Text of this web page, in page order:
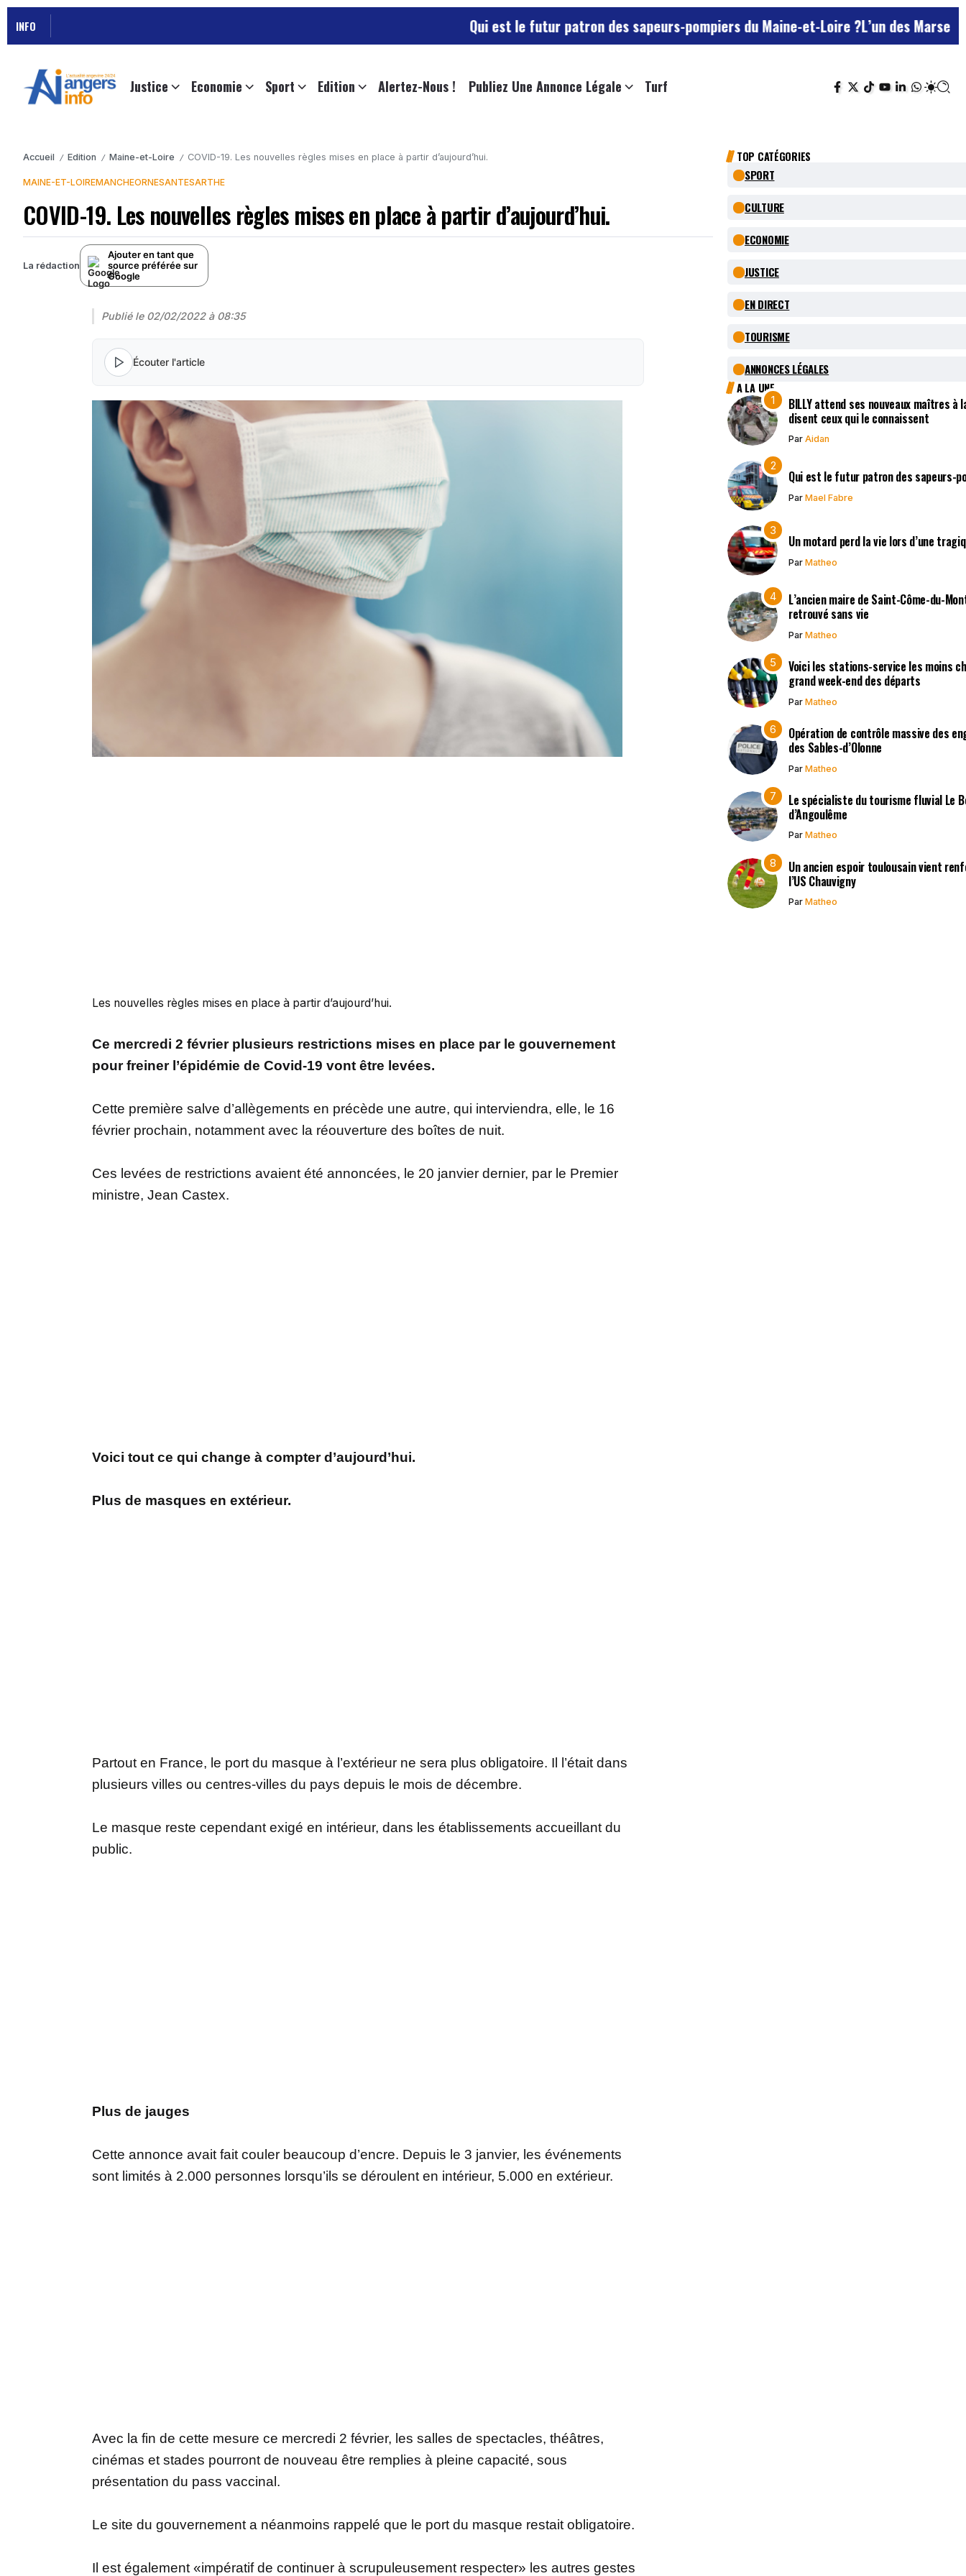
INFO Qui est le futur patron des sapeurs-pompiers du Maine-et-Loire ?L’un des Marseillais
Justice Economie Sport Edition Alertez-Nous ! Publiez Une Annonce Légale Turf
Accueil / Edition / Maine-et-Loire / COVID-19. Les nouvelles règles mises en place à partir d’aujourd’hui.
MAINE-ET-LOIREMANCHEORNESANTESARTHE
COVID-19. Les nouvelles règles mises en place à partir d’aujourd’hui.
La rédaction
Ajouter en tant que
source préférée sur
Google
Publié le 02/02/2022 à 08:35
Écouter l'article
Les nouvelles règles mises en place à partir d’aujourd’hui.
Ce mercredi 2 février plusieurs restrictions mises en place par le gouvernement
pour freiner l’épidémie de Covid-19 vont être levées.
Cette première salve d’allègements en précède une autre, qui interviendra, elle, le 16
février prochain, notamment avec la réouverture des boîtes de nuit.
Ces levées de restrictions avaient été annoncées, le 20 janvier dernier, par le Premier
ministre, Jean Castex.
Voici tout ce qui change à compter d’aujourd’hui.
Plus de masques en extérieur.
Partout en France, le port du masque à l’extérieur ne sera plus obligatoire. Il l’était dans
plusieurs villes ou centres-villes du pays depuis le mois de décembre.
Le masque reste cependant exigé en intérieur, dans les établissements accueillant du
public.
Plus de jauges
Cette annonce avait fait couler beaucoup d’encre. Depuis le 3 janvier, les événements
sont limités à 2.000 personnes lorsqu’ils se déroulent en intérieur, 5.000 en extérieur.
Avec la fin de cette mesure ce mercredi 2 février, les salles de spectacles, théâtres,
cinémas et stades pourront de nouveau être remplies à pleine capacité, sous
présentation du pass vaccinal.
Le site du gouvernement a néanmoins rappelé que le port du masque restait obligatoire.
Il est également «impératif de continuer à scrupuleusement respecter» les autres gestes
TOP CATÉGORIES
SPORT
CULTURE
ECONOMIE
JUSTICE
EN DIRECT
TOURISME
ANNONCES LÉGALES
A LA UNE
BILLY attend ses nouveaux maîtres à
disent ceux qui le connaissent
Par Aidan
Qui est le futur patron des sapeurs-
Par Mael Fabre
Un motard perd la vie lors d’une
Par Matheo
L’ancien maire de Saint-Côme-du-
retrouvé sans vie
Par Matheo
Voici les stations-service les moins
grand week-end des départs
Par Matheo
Opération de contrôle massive des
des Sables-d’Olonne
Par Matheo
Le spécialiste du tourisme fluvial Le
d’Angoulême
Par Matheo
Un ancien espoir toulousain vient
l’US Chauvigny
Par Matheo